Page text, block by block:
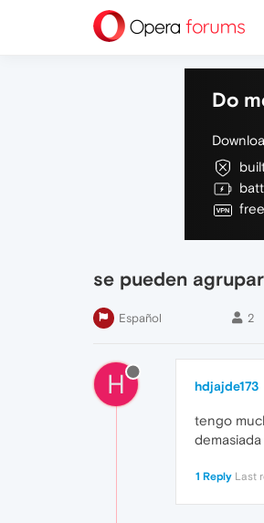
Do
se pueden
Español 2
H hdjajde173
tengo
1 Reply Last